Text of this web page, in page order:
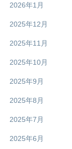
2026年1月
2025年12月
2025年11月
2025年10月
2025年9月
2025年8月
2025年7月
2025年6月